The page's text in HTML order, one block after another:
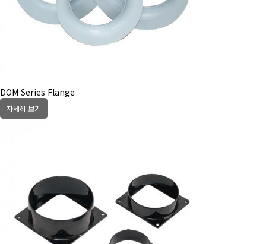
DOM Series Flange
자세히 보기